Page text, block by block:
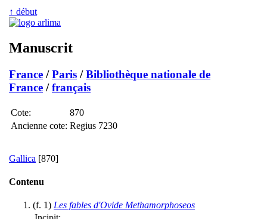
↑ début
Manuscrit
France /Paris /Bibliothèque nationale de
France /français
Cote:
870
Ancienne cote: Regius 7230
Gallica [870]
Contenu
(f. 1) Les fables d'Ovide Methamorphoseos